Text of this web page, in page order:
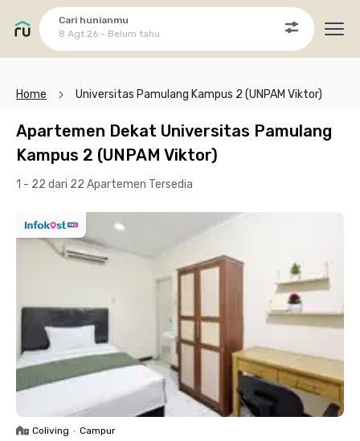
Cari hunianmu
8 Agt 26 - Belum tahu
Home Universitas Pamulang Kampus 2 (UNPAM Viktor)
Apartemen Dekat Universitas Pamulang
Kampus 2 (UNPAM Viktor)
1 - 22 dari 22 Apartemen Tersedia
Coliving • Campur